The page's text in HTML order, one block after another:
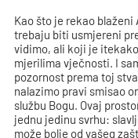
Kao što je rekao
trebaju biti usmjereni
vidimo, ali koji je
mjerilima vječnosti. I
pozornost prema toj
nalazimo pravi smisao
službu Bogu. Ovaj
jednu jedinu svrhu:
može bolje od vašeg